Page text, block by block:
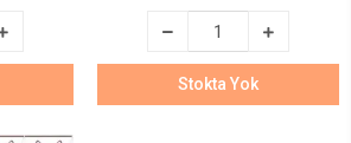
Stokta Yok